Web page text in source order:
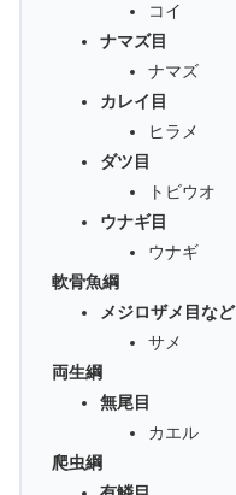
コイ
ナマズ目
ナマズ
カレイ目
ヒラメ
ダツ目
トビウオ
ウナギ目
ウナギ
軟骨魚綱
メジロザメ目など
サメ
両生綱
無尾目
カエル
爬虫綱